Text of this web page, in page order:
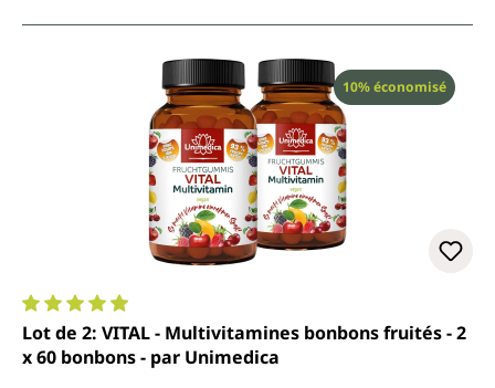
Réduction
10% économisé
Note moyenne de 4.9 sur 5 étoiles
Lot de 2: VITAL - Multivitamines bonbons fruités - 2
x 60 bonbons - par Unimedica